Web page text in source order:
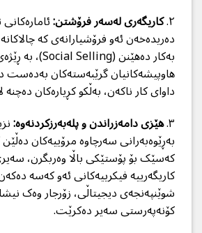
٢. کاریگەری لەسەر فرۆشتن:
دەریدەخەن ئەو فرۆشیارانەی کە
هاوپیشەکانیان گرێبەستەکان بەدەست
داوای کار ناکەن، بەڵکو کڕیارەکان دەچنە
٣. هێزی دامەزراندن و پلەبەرزکردنەوە:
بەڕێوەبەرانی سەرچاوە مرۆییەکان
کەسێک بۆ پۆستێکی باڵا وەربگرن،
کاریگەرییە فیکرییەکانی ئەو کەسە
شوێنپەنجەی دیجیتاڵی، زۆرجار وەک
کۆنەپەرستی سەیر دەکرێت.